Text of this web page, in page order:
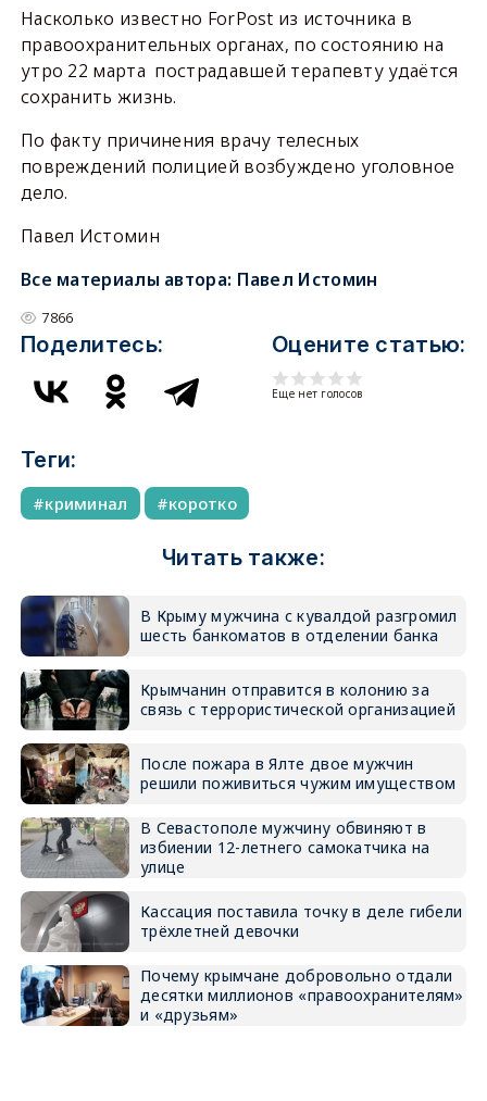
Насколько известно ForPost из источника в
правоохранительных органах, по состоянию на
утро 22 марта пострадавшей терапевту удаётся
сохранить жизнь.
По факту причинения врачу телесных
повреждений полицией возбуждено уголовное
дело.
Павел Истомин
Все материалы автора: Павел Истомин
7866
Поделитесь: Оцените статью:
Еще нет голосов
Теги:
криминал коротко
Читать также:
В Крыму мужчина с кувалдой разгромил
шесть банкоматов в отделении банка
Крымчанин отправится в колонию за
связь с террористической организацией
После пожара в Ялте двое мужчин
решили поживиться чужим имуществом
В Севастополе мужчину обвиняют в
избиении 12-летнего самокатчика на
улице
Кассация поставила точку в деле гибели
трёхлетней девочки
Почему крымчане добровольно отдали
десятки миллионов «правоохранителям»
и «друзьям»